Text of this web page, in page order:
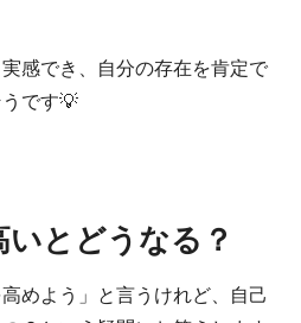
感でき、自分の存在を肯定で
です💡
とどうなる？
めよう」と言うけれど、自己